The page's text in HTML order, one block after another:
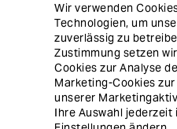
Cookie
Wir verwenden
Technologien, um
zuverlässig zu
Zustimmung setzen
Cookies zur Analyse
Marketing-Cookies
unserer
Ihre Auswahl jederzeit